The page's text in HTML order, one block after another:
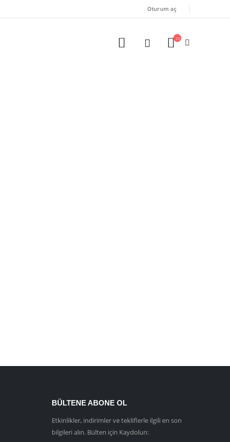
Oturum aç
BÜLTENE ABONE OL
Etkinlikler, indirimler ve tekliflerle ilgili en son
bilgileri alın. Bülten için Kaydolun: